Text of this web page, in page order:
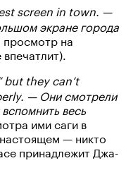
screen in town. —
экране города
просмотр на
but they can’t
— Они смотрели
весь
ими саги в
— никто
принадлежит Джа-